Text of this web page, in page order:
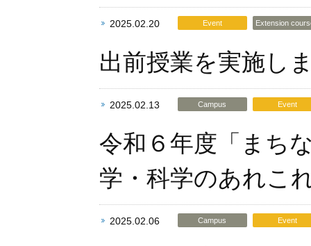
2025.02.20 Event Extension
出前授業を実施し
2025.02.13 Campus Event
令和６年度「まち
学・科学のあれこ
2025.02.06 Campus Event